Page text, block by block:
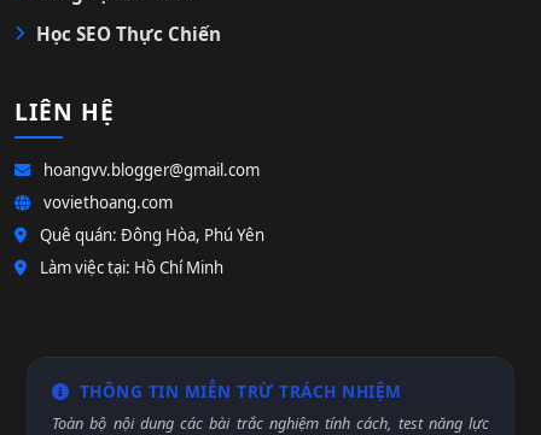
Học SEO Thực Chiến
LIÊN HỆ
hoangvv.blogger@gmail.com
voviethoang.com
Quê quán: Đông Hòa, Phú Yên
Làm việc tại: Hồ Chí Minh
THÔNG TIN MIỄN TRỪ TRÁCH NHIỆM
Toàn bộ nội dung các bài trắc nghiệm tính cách, test năng lực